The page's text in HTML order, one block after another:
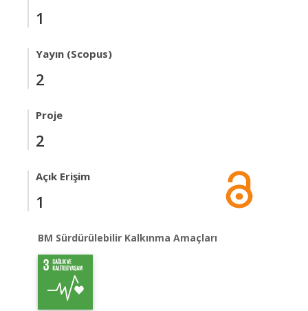
1
Yayın (Scopus)
2
Proje
2
Açık Erişim
1
BM Sürdürülebilir Kalkınma Amaçları